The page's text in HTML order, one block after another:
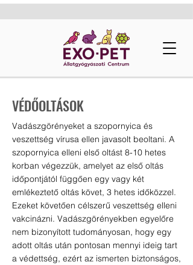
VÉDŐOLTÁSOK
Vadászgörényeket a szopornyica és
veszettség vírusa ellen javasolt beoltani. A
szopornyica elleni első oltást 8-10 hetes
korban végezzük, amelyet az első oltás
időpontjától függően egy vagy két
emlékeztető oltás követ, 3 hetes időközzel.
Ezeket követően célszerű veszettség elleni
vakcinázni. Vadászgörényekben egyelőre
nem bizonyított tudományosan, hogy egy
adott oltás után pontosan mennyi ideig tart
a védettség, ezért az ismerten biztonságos,